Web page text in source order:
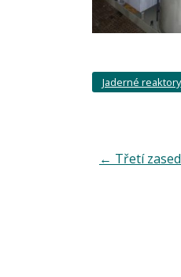
Jaderné reaktory
← Třetí